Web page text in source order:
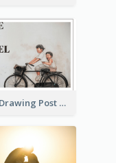
Local Drawing Post Card